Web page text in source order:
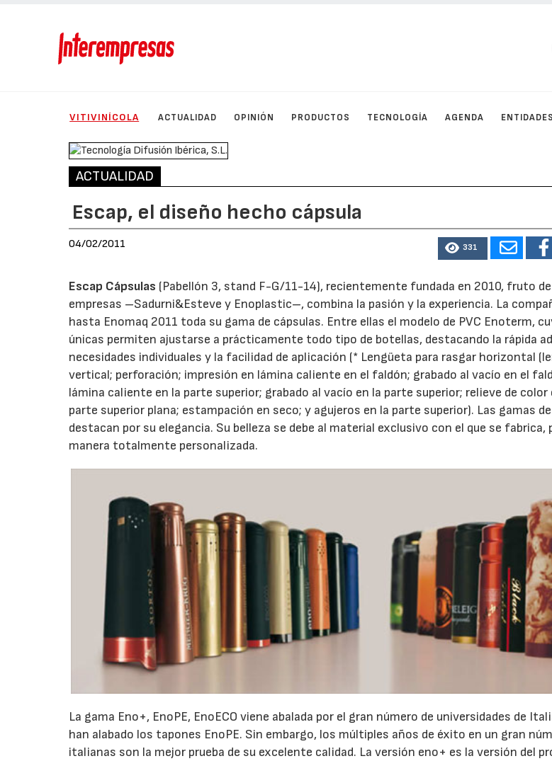
VITIVINÍCOLA ACTUALIDAD OPINIÓN PRODUCTOS TECNOLOGÍA AGENDA ENTIDADES
ACTUALIDAD
Escap, el diseño hecho cápsula
04/02/2011 331
Escap Cápsulas (Pabellón 3, stand F-G/11-14), recientemente fundada en 2010, fruto
empresas –Sadurni&Esteve y Enoplastic–, combina la pasión y la experiencia. La
hasta Enomaq 2011 toda su gama de cápsulas. Entre ellas el modelo de PVC Enoterm,
únicas permiten ajustarse a prácticamente todo tipo de botellas, destacando la rápida
necesidades individuales y la facilidad de aplicación (* Lengüeta para rasgar horizontal
vertical; perforación; impresión en lámina caliente en el faldón; grabado al vacío en el
lámina caliente en la parte superior; grabado al vacío en la parte superior; relieve de color
parte superior plana; estampación en seco; y agujeros en la parte superior). Las gamas
destacan por su elegancia. Su belleza se debe al material exclusivo con el que se fabrica,
manera totalmente personalizada.
La gama Eno+, EnoPE, EnoECO viene abalada por el gran número de universidades de
han alabado los tapones EnoPE. Sin embargo, los múltiples años de éxito en un gran
italianas son la mejor prueba de su excelente calidad. La versión eno+ es la versión del